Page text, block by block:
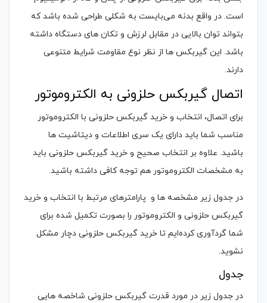
است. در واقع بدنه می‌بایست به شکلی طراحی شده باشد که
بتواند توان بالایی در مقابل لرزش و تکان های دستگاه داشته
باشد. این گیربکس ها از نظر نوع مقاومت شرایط متنوعی
دارند.
اتصال گیربکس حلزونی به الکتروموتور
برای اتصال، انتخاب و خرید گیربکس حلزونی با الکتروموتور
مناسب شما باید دارای یک سری اطلاعات و دیتاشیت ها
باشید. علاوه بر انتخاب صحیح و خرید گیربکس حلزونی باید
به مشخصات الکتروموتور هم توجه کافی داشته باشید.
در جدول زیر مشخصه ها و پارامترهای مرتبط با انتخاب و خرید
گیربکس حلزونی و الکتروموتور را بصورت تکمیل شده برای
شما گردآوری کرده‌ایم تا خرید گیربکس حلزونی دچار مشکل
نشوید.
جدول
در جدول زیر در مورد قدرت گیربکس حلزونی شاخصه هایی